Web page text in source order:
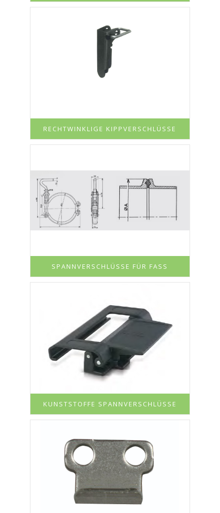
RECHTWINKLIGE KIPPVERSCHLÜSSE
SPANNVERSCHLÜSSE FÜR FASS
KUNSTSTOFFE SPANNVERSCHLÜSSE